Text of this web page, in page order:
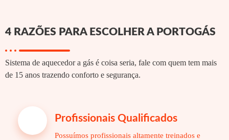
4 RAZÕES PARA ESCOLHER A PORTOGÁS
Sistema de aquecedor a gás é coisa seria, fale com quem tem mais
de 15 anos trazendo conforto e segurança.
Profissionais Qualificados
Possuímos profissionais altamente treinados e